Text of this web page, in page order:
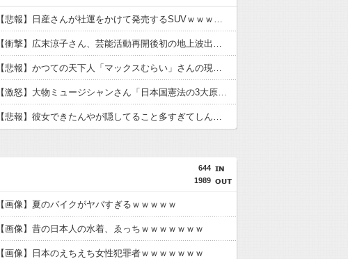
【悲報】日産さんが社運をかけて発売するSUVｗｗｗｗｗｗｗｗｗｗ
【衝撃】広末涼子さん、芸能活動再開後初の地上波出演で復帰への思いを告白・・・・・・・・・
【悲報】かつての天下人「マックスむらい」さんの現在(イマ)ｗｗｗｗｗｗｗｗｗｗ
【激怒】大物ミュージシャンさん「日本国憲法の3大原則を絶対に変えさせてはならない」・・・・・・・・・
【悲報】彼女できたんやが隠してること多すぎてしんどい・・・・・・・・・
644
1989
【画像】夏のバイクがヤバすぎるｗｗｗｗｗ
【画像】昔の日本人の水着、ゑっちｗｗｗｗｗｗｗ
【画像】日本のえちえち女性犯罪者ｗｗｗｗｗｗｗ